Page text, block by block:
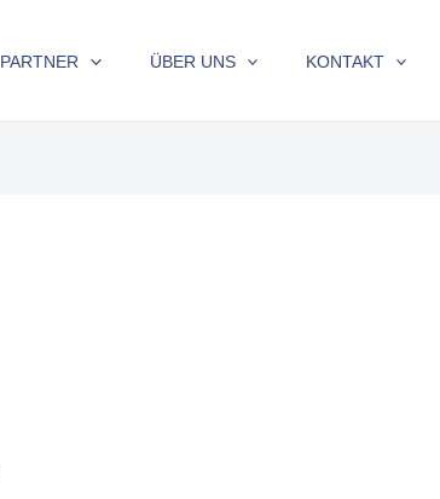
PARTNER ÜBER UNS KONTAKT